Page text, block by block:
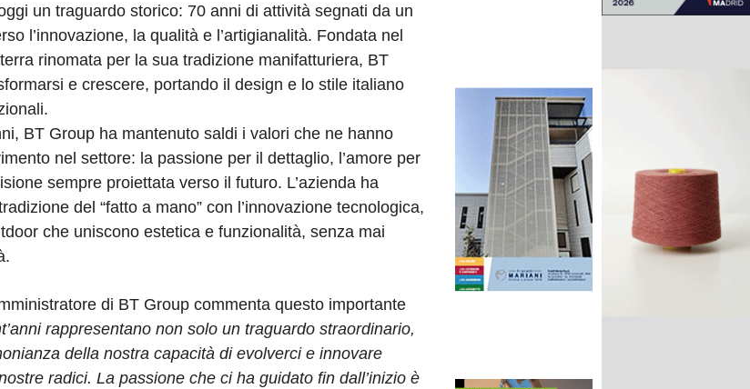
un traguardo storico: 70 anni di attività segnati da un
l’innovazione, la qualità e l’artigianalità. Fondata nel
rinomata per la sua tradizione manifatturiera, BT
e crescere, portando il design e lo stile italiano
BT Group ha mantenuto saldi i valori che ne hanno
nel settore: la passione per il dettaglio, l’amore per
sempre proiettata verso il futuro. L’azienda ha
del “fatto a mano” con l’innovazione tecnologica,
che uniscono estetica e funzionalità, senza mai
di BT Group commenta questo importante
rappresentano non solo un traguardo straordinario,
della nostra capacità di evolverci e innovare
radici. La passione che ci ha guidato fin dall’inizio è